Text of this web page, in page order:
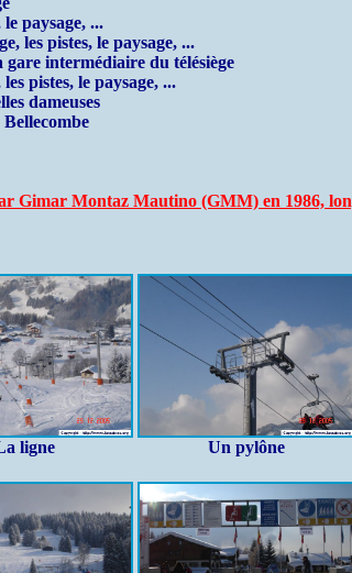
paysage, ...
les pistes, le paysage, ...
intermédiaire du télésiège
pistes, le paysage, ...
dameuses
Montaz Mautino (GMM) en 1986,
ligne Un pylône